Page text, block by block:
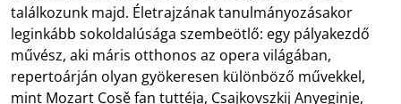
találkozunk majd. Életrajzának tanulmányozásakor
leginkább sokoldalúsága szembeötlő: egy pályakezdő
művész, aki máris otthonos az opera világában,
repertoárján olyan gyökeresen különböző művekkel,
mint Mozart Cosě fan tuttéja, Csajkovszkij Anyeginje,